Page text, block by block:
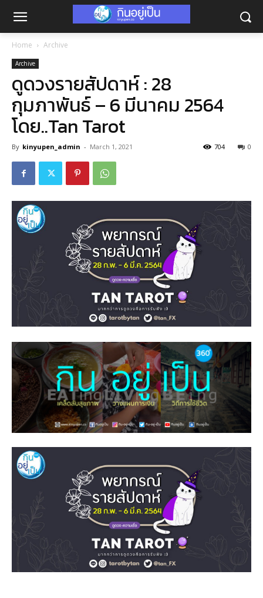
Home Archive
Archive
ดูดวงรายสัปดาห์ : 28
กุมภาพันธ์ – 6 มีนาคม 2564
โดย..Tan Tarot
By kinyupen_admin - March 1, 2021 0
704